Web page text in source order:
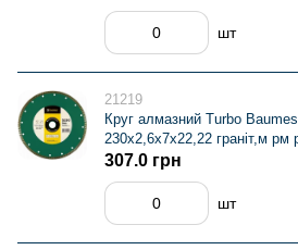
шт
21219
Круг алмазний Turbo
230х2,6х7х22,22 граніт,м рм
307.0 грн
шт